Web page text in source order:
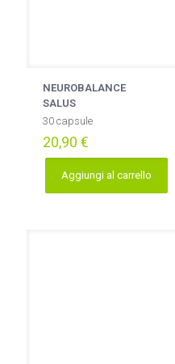
NEUROBALANCE
SALUS
30 capsule
20,90 €
Aggiungi al carrello